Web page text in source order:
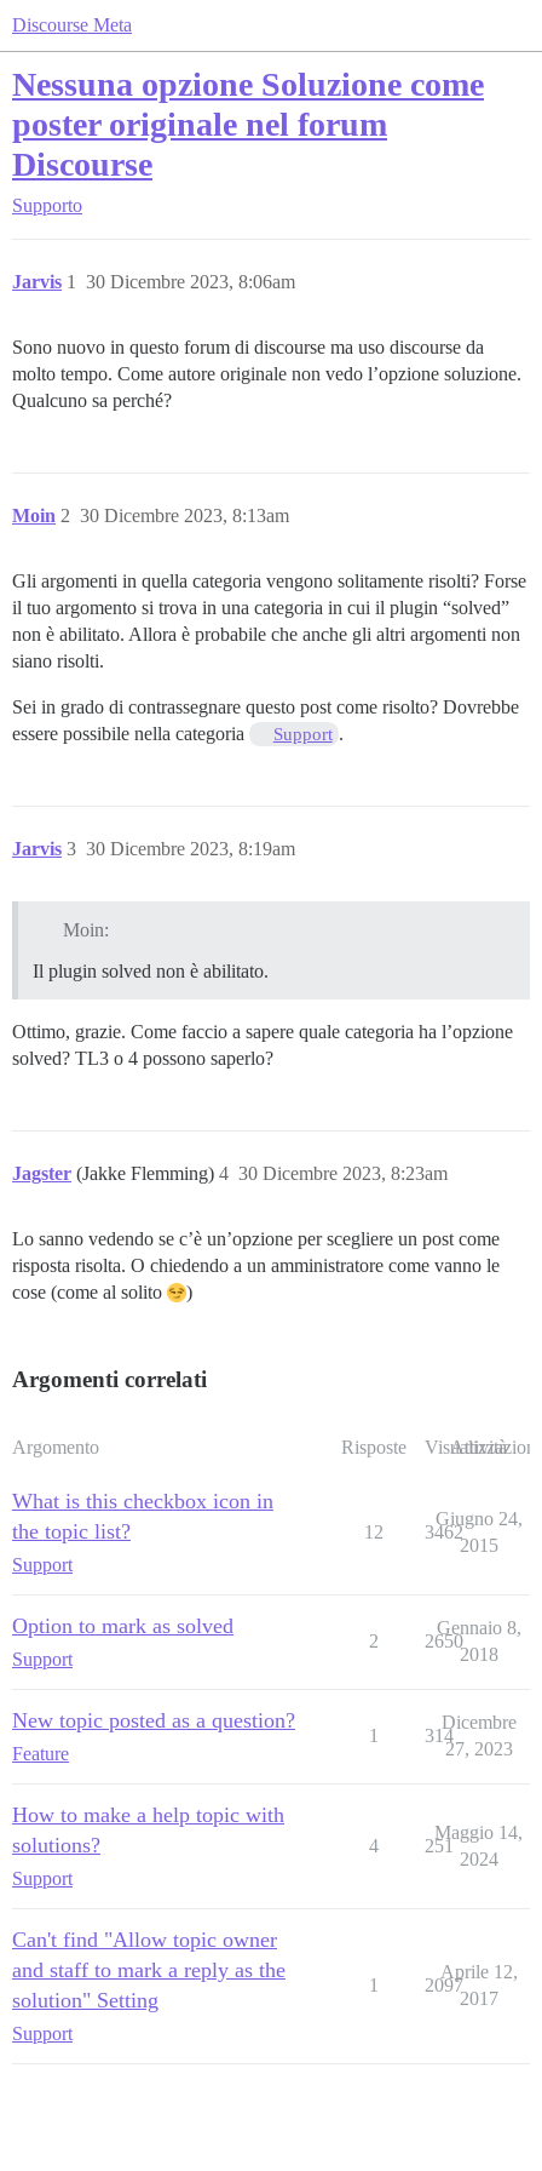
Discourse Meta
Nessuna opzione Soluzione come
poster originale nel forum
Discourse
Supporto
Jarvis 30 Dicembre 2023, 8:06am
1
Sono nuovo in questo forum di discourse ma uso discourse da
molto tempo. Come autore originale non vedo l’opzione soluzione.
Qualcuno sa perché?
Moin 30 Dicembre 2023, 8:13am
2
Gli argomenti in quella categoria vengono solitamente risolti? Forse
il tuo argomento si trova in una categoria in cui il plugin “solved”
non è abilitato. Allora è probabile che anche gli altri argomenti non
siano risolti.
Sei in grado di contrassegnare questo post come risolto? Dovrebbe
essere possibile nella categoria
Support .
Jarvis 30 Dicembre 2023, 8:19am
3
Moin:
Il plugin solved non è abilitato.
Ottimo, grazie. Come faccio a sapere quale categoria ha l’opzione
solved? TL3 o 4 possono saperlo?
Jagster (Jakke Flemming) 30 Dicembre 2023, 8:23am
4
Lo sanno vedendo se c’è un’opzione per scegliere un post come
risposta risolta. O chiedendo a un amministratore come vanno le
cose (come al solito
)
Argomenti correlati
Argomento Risposte Visualizzazioni
Attività
What is this checkbox icon in
the topic list?
Support
12 3462
Giugno 24,
2015
Option to mark as solved
Support
2 2650
Gennaio 8,
2018
New topic posted as a question?
Feature
1 314
Dicembre
27, 2023
How to make a help topic with
solutions?
Support
4 251
Maggio 14,
2024
Can't find "Allow topic owner
and staff to mark a reply as the
solution" Setting
Support
1 2097
Aprile 12,
2017